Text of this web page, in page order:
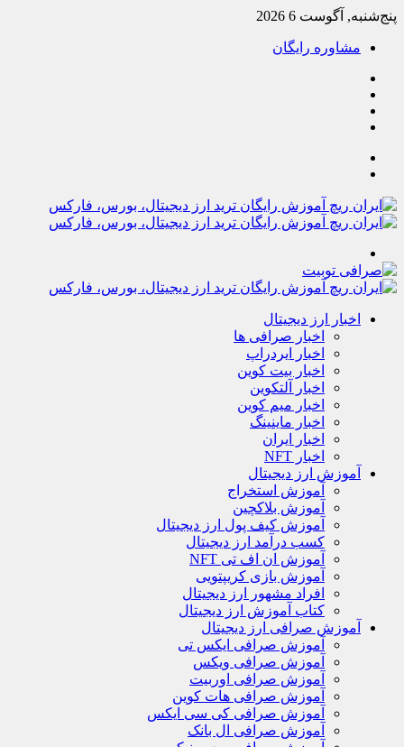
پنج‌شنبه, آگوست 6 2026
مشاوره رایگان
اخبار ارز دیجیتال
اخبار صرافی ها
اخبار ایردراپ
اخبار بیت کوین
اخبار آلتکوین
اخبار میم کوین
اخبار ماینینگ
اخبار ایران
اخبار NFT
آموزش ارز دیجیتال
آموزش استخراج
آموزش بلاکچین
آموزش کیف پول ارز دیجیتال
کسب درآمد ارز دیجیتال
آموزش ان اف تی NFT
آموزش بازی کریپتویی
افراد مشهور ارز دیجیتال
کتاب آموزش ارز دیجیتال
آموزش صرافی ارز دیجیتال
آموزش صرافی ایکس تی
آموزش صرافی ویکس
آموزش صرافی اوربیت
آموزش صرافی هات کوین
آموزش صرافی کی سی ایکس
آموزش صرافی ال بانک